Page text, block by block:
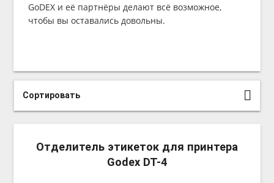
GoDEX и её партнёры делают всё возможное,
чтобы вы оставались довольны.
Сортировать
Отделитель этикеток для принтера
Godex DT-4